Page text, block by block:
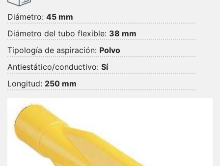
Diámetro: 45 mm
Diámetro del tubo flexible: 38 mm
Tipología de aspiración: Polvo
Antiestático/conductivo: Sí
Longitud: 250 mm